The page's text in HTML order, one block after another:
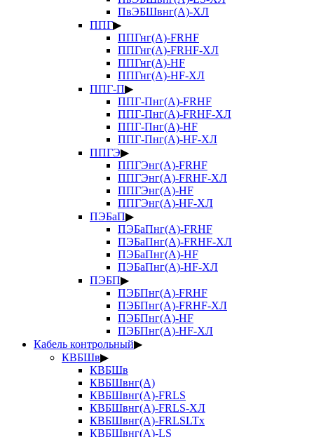
ПвЭБШвнг(А)-ХЛ
ППГ▶
ППГнг(А)-FRHF
ППГнг(А)-FRHF-ХЛ
ППГнг(А)-HF
ППГнг(А)-HF-ХЛ
ППГ-П▶
ППГ-Пнг(А)-FRHF
ППГ-Пнг(А)-FRHF-ХЛ
ППГ-Пнг(А)-HF
ППГ-Пнг(А)-HF-ХЛ
ППГЭ▶
ППГЭнг(А)-FRHF
ППГЭнг(А)-FRHF-ХЛ
ППГЭнг(А)-HF
ППГЭнг(А)-HF-ХЛ
ПЭБаП▶
ПЭБаПнг(А)-FRHF
ПЭБаПнг(А)-FRHF-ХЛ
ПЭБаПнг(А)-HF
ПЭБаПнг(А)-HF-ХЛ
ПЭБП▶
ПЭБПнг(А)-FRHF
ПЭБПнг(А)-FRHF-ХЛ
ПЭБПнг(А)-HF
ПЭБПнг(А)-HF-ХЛ
Кабель контрольный▶
КВБШв▶
КВБШв
КВБШвнг(А)
КВБШвнг(А)-FRLS
КВБШвнг(А)-FRLS-ХЛ
КВБШвнг(А)-FRLSLTx
КВБШвнг(А)-LS